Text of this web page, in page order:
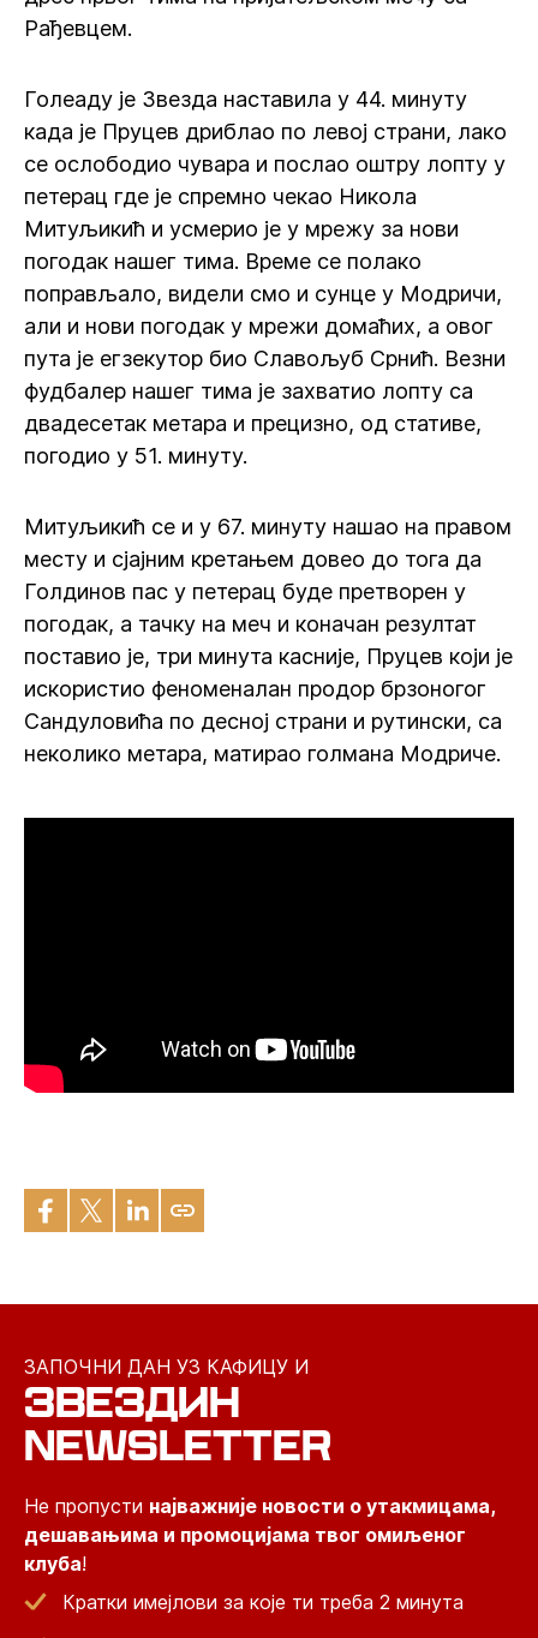
Рађевцем.
Голеаду је Звезда наставила у 44. минуту
када је Пруцев дриблао по левој страни, лако
се ослободио чувара и послао оштру лопту у
петерац где је спремно чекао Никола
Митуљикић и усмерио је у мрежу за нови
погодак нашег тима. Време се полако
поправљало, видели смо и сунце у Модричи,
али и нови погодак у мрежи домаћих, а овог
пута је егзекутор био Славољуб Срнић. Везни
фудбалер нашег тима је захватио лопту са
двадесетак метара и прецизно, од стативе,
погодио у 51. минуту.
Митуљикић се и у 67. минуту нашао на правом
месту и сјајним кретањем довео до тога да
Голдинов пас у петерац буде претворен у
погодак, а тачку на меч и коначан резултат
поставио је, три минута касније, Пруцев који је
искористио феноменалан продор брзоногог
Сандуловића по десној страни и рутински, са
неколико метара, матирао голмана Модриче.
ЗАПОЧНИ ДАН УЗ КАФИЦУ И
ЗВЕЗДИН
NEWSLETTER
Не пропусти најважније новости о утакмицама,
дешавањима и промоцијама твог омиљеног
клуба!
Кратки имејлови за које ти треба 2 минута